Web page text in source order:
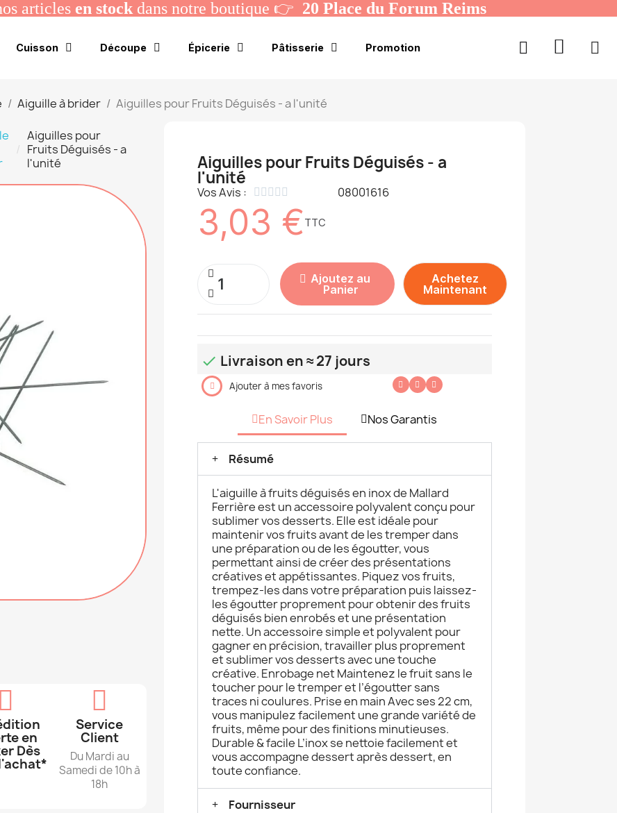
articlesen stockdans notre boutique 👉 20 Place du Forum Reims
Cuisson Découpe Épicerie Pâtisserie Promotion
Aiguille à brider Aiguilles pour Fruits Déguisés - a l'unité
Aiguilles pour
Fruits Déguisés - a
l'unité
en
Dès
Service
Client
Du Mardi au
Samedi de 10h à
18h
Aiguilles pour Fruits Déguisés - a
l'unité
Vos Avis :      08001616
3,03 €TTC
Ajoutez au
Panier
Achetez
Maintenant
 Livraison en ≈ 27 jours
Ajouter à mes favoris
En Savoir Plus Nos Garantis
Résumé
L'aiguille à fruits déguisés en inox de Mallard
Ferrière est un accessoire polyvalent conçu pour
sublimer vos desserts. Elle est idéale pour
maintenir vos fruits avant de les tremper dans
une préparation ou de les égoutter, vous
permettant ainsi de créer des présentations
créatives et appétissantes. Piquez vos fruits,
trempez-les dans votre préparation puis laissez-
les égoutter proprement pour obtenir des fruits
déguisés bien enrobés et une présentation
nette. Un accessoire simple et polyvalent pour
gagner en précision, travailler plus proprement
et sublimer vos desserts avec une touche
créative. Enrobage net Maintenez le fruit sans le
toucher pour le tremper et l’égoutter sans
traces ni coulures. Prise en main Avec ses 22 cm,
vous manipulez facilement une grande variété de
fruits, même pour des finitions minutieuses.
Durable & facile L’inox se nettoie facilement et
vous accompagne dessert après dessert, en
toute confiance.
Fournisseur